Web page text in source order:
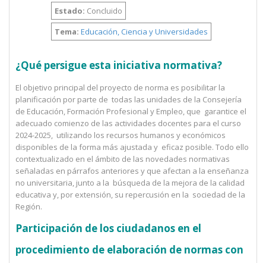
Estado: Concluido
Tema: Educación, Ciencia y Universidades
¿Qué persigue esta iniciativa normativa?
El objetivo principal del proyecto de norma es posibilitar la
planificación por parte de todas las unidades de la Consejería
de Educación, Formación Profesional y Empleo, que garantice el
adecuado comienzo de las actividades docentes para el curso
2024-2025, utilizando los recursos humanos y económicos
disponibles de la forma más ajustada y eficaz posible. Todo ello
contextualizado en el ámbito de las novedades normativas
señaladas en párrafos anteriores y que afectan a la enseñanza
no universitaria, junto a la búsqueda de la mejora de la calidad
educativa y, por extensión, su repercusión en la sociedad de la
Región.
Participación de los ciudadanos en el
procedimiento de elaboración de normas con